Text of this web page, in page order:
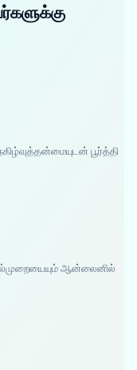
பூர்த்தி
ஆன்லைனில்